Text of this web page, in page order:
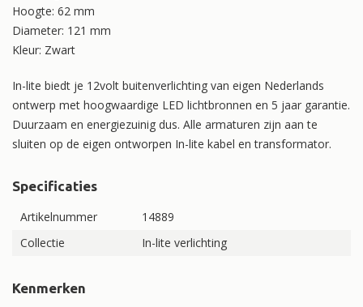
Hoogte: 62 mm
Diameter: 121 mm
Kleur: Zwart
In-lite biedt je 12volt buitenverlichting van eigen Nederlands
ontwerp met hoogwaardige LED lichtbronnen en 5 jaar garantie.
Duurzaam en energiezuinig dus. Alle armaturen zijn aan te
sluiten op de eigen ontworpen In-lite kabel en transformator.
Specificaties
Artikelnummer
14889
Collectie
In-lite verlichting
Kenmerken